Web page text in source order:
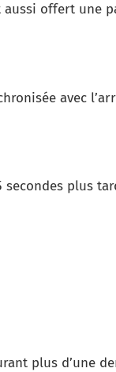
aussi offert une
avec
secondes plus
plus d’une